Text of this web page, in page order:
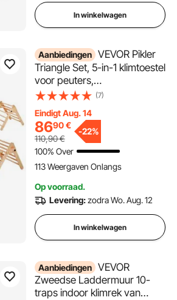
In winkelwagen
Aanbiedingen VEVOR Pikler
Triangle Set, 5-in-1 klimtoestel
voor peuters,
binnenspeeltuin, Montessori
en boog, groot houten
klimrek voor peuters van 1-3
jaar, houtkleur
(7)
Eindigt Aug. 14
8690€
110,90€
-22%
100% Over
113 Weergaven Onlangs
Op voorraad.
Levering:zodra Wo. Aug. 12
In winkelwagen
Aanbiedingen VEVOR
Zweedse Laddermuur 10-
traps indoor klimrek van